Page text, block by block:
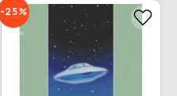
-25%